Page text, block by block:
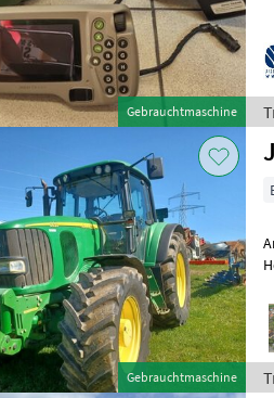
Gebrauchtmaschine
Gebrauchtmaschine